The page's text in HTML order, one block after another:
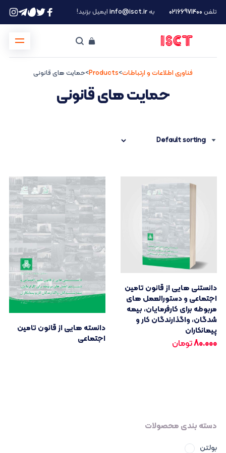
تلفن ۰۲۱66971400 بهinfo@isct.irایمیل بزنید!
فناوری اطلاعات و ارتباطات>
Products
>حمایت های قانونی
حمایت های قانونی
دانستنی هایی از قانون تامین
اجتماعی و دستورالعمل های
مربوطه برای کارفرمایان، بیمه
شدگان، واگذارندگان کار و
پیمانکاران
80.000تومان
دانسته هایی از قانون تامین
اجتماعی
دسته بندی محصولات
بولتن